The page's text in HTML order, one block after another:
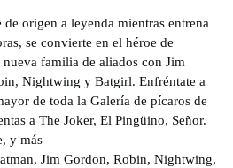
origen a leyenda mientras entrena
se convierte en el héroe de
familia de aliados con Jim
Nightwing y Batgirl. Enfréntate a
de toda la Galería de pícaros de
a The Joker, El Pingüino, Señor.
y más
Jim Gordon, Robin, Nightwing,